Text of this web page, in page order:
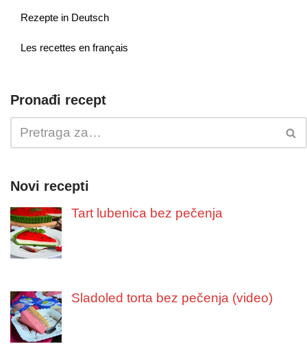
Rezepte in Deutsch
Les recettes en français
Pronađi recept
Novi recepti
Tart lubenica bez pečenja
Sladoled torta bez pečenja (video)